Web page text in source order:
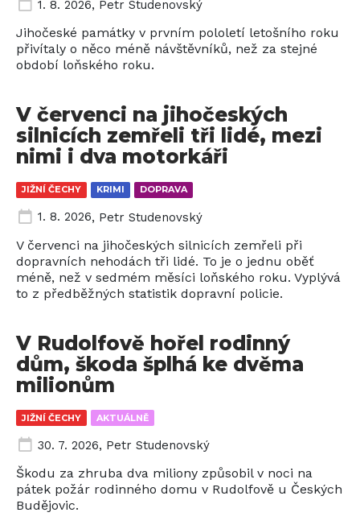
1. 8. 2026, Petr Studenovský
Jihočeské památky v prvním pololetí letošního roku
přivítaly o něco méně návštěvníků, než za stejné
období loňského roku.
JIŽNÍ ČECHY KRIMI DOPRAVA
V červenci na jihočeských
silnicích zemřeli tři lidé, mezi
nimi i dva motorkáři
1. 8. 2026, Petr Studenovský
V červenci na jihočeských silnicích zemřeli při
dopravních nehodách tři lidé. To je o jednu oběť
méně, než v sedmém měsíci loňského roku. Vyplývá
to z předběžných statistik dopravní policie.
JIŽNÍ ČECHY AKTUÁLNĚ
V Rudolfově hořel rodinný
dům, škoda šplhá ke dvěma
milionům
30. 7. 2026, Petr Studenovský
Škodu za zhruba dva miliony způsobil v noci na
pátek požár rodinného domu v Rudolfově u Českých
Budějovic.